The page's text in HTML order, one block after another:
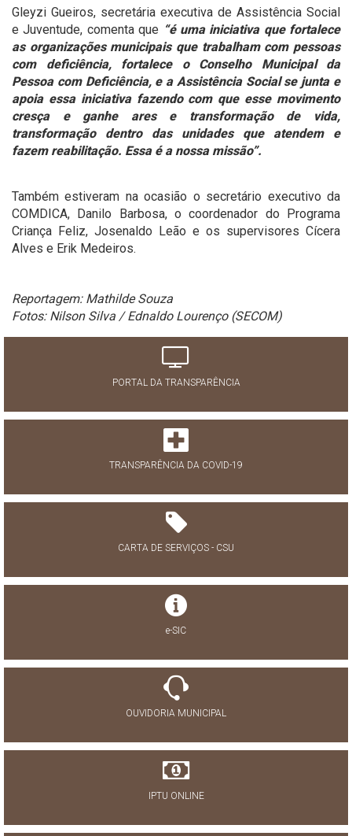
Gleyzi Gueiros, secretária executiva de Assistência Social
e Juventude, comenta que “é uma iniciativa que fortalece
as organizações municipais que trabalham com pessoas
com deficiência, fortalece o Conselho Municipal da
Pessoa com Deficiência, e a Assistência Social se junta e
apoia essa iniciativa fazendo com que esse movimento
cresça e ganhe ares e transformação de vida,
transformação dentro das unidades que atendem e
fazem reabilitação. Essa é a nossa missão”.
Também estiveram na ocasião o secretário executivo da
COMDICA, Danilo Barbosa, o coordenador do Programa
Criança Feliz, Josenaldo Leão e os supervisores Cícera
Alves e Erik Medeiros.
Reportagem: Mathilde Souza
Fotos: Nilson Silva / Ednaldo Lourenço (SECOM)
PORTAL DA TRANSPARÊNCIA
TRANSPARÊNCIA DA COVID-19
CARTA DE SERVIÇOS - CSU
e-SIC
OUVIDORIA MUNICIPAL
IPTU ONLINE